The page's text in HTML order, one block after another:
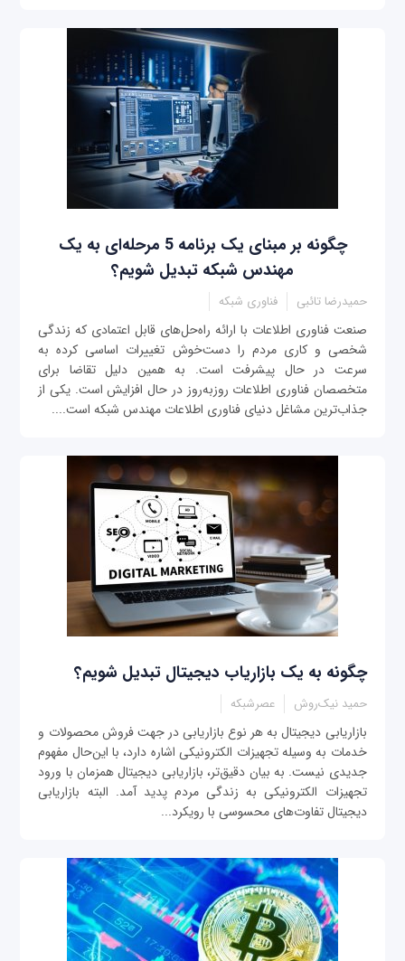
چگونه بر مبنای یک برنامه 5 مرحله‌ای به یک
مهندس شبکه تبدیل شویم؟
حمیدرضا تائبی فناوری شبکه
صنعت فناوری‌ اطلاعات با ارائه راه‌حل‌های قابل اعتمادی که زندگی
شخصی و کاری مردم را دست‌خوش تغییرات اساسی کرده به
سرعت در حال پیشرفت است. به همین دلیل تقاضا برای
متخصصان فناوری‌ اطلاعات روزبه‌روز در حال افزایش است. یکی از
جذاب‌ترین مشاغل دنیای فناوری‌ اطلاعات مهندس شبکه است....
چگونه به یک بازاریاب دیجیتال تبدیل شویم؟
حمید نیک‌روش عصرشبکه
بازاریابی دیجیتال به هر نوع بازاریابی در جهت فروش محصولات و
خدمات به وسیله تجهیزات الکترونیکی اشاره دارد، با این‌حال مفهوم
جدیدی نیست. به بیان دقیق‌تر، بازاریابی دیجیتال همزمان با ورود
تجهیزات الکترونیکی به زندگی مردم پدید آمد. البته بازاریابی
دیجیتال تفاوت‌های محسوسی با رویکرد...